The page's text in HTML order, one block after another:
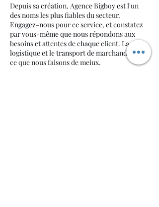
Depuis sa création, Agence Bigboy est l'un
des noms les plus fiables du secteur.
Engagez-nous pour ce service, et constatez
par vous-même que nous répondons aux
besoins et attentes de chaque client. La
logistique et le transport de marchandise est
ce que nous faisons de meiux.